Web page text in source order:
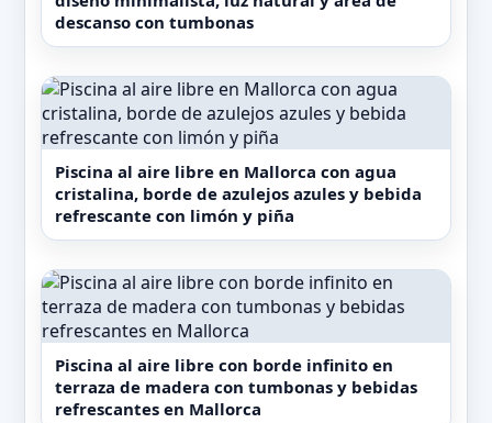
En cuanto a su entorno, el hotel se encuentra a
del Golf de Pula. El aeropuerto de Palma de
Mallorca - Son Sant Joan está a 67 km, lo que
facilita el acceso a este alojamiento que
combina una arquitectura moderna y
tradicional en un entorno rural y natural de
Mallorca.
descanso con tumbonas
Piscina al aire libre en Mallorca con agua
cristalina, borde de azulejos azules y bebida
refrescante con limón y piña
Piscina al aire libre con borde infinito en
terraza de madera con tumbonas y bebidas
refrescantes en Mallorca